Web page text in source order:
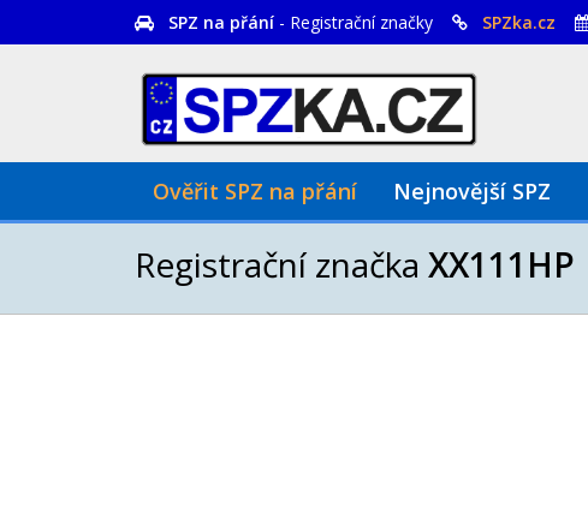
SPZ na přání - Registrační značky SPZka.cz
Ověřit SPZ na přání Nejnovější SPZ
Registrační značka XX111HP